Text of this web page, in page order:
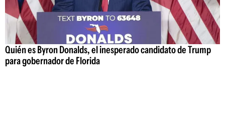
Quién es Byron Donalds, el inesperado candidato de Trump
para gobernador de Florida